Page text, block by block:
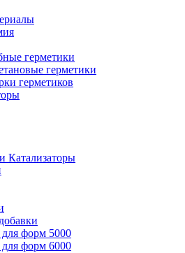
герметики
герметики
герметиков
Катализаторы
форм 5000
форм 6000